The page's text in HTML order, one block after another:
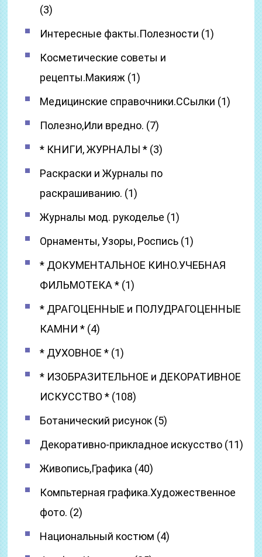
(3)
Интересные факты.Полезности (1)
Косметические советы и
рецепты.Макияж (1)
Медицинские справочники.ССылки (1)
Полезно,Или вредно. (7)
* КНИГИ, ЖУРНАЛЫ * (3)
Раскраски и Журналы по
раскрашиванию. (1)
Журналы мод. рукоделье (1)
Орнаменты, Узоры, Роспись (1)
* ДОКУМЕНТАЛЬНОЕ КИНО.УЧЕБНАЯ
ФИЛЬМОТЕКА * (1)
* ДРАГОЦЕННЫЕ и ПОЛУДРАГОЦЕННЫЕ
КАМНИ * (4)
* ДУХОВНОЕ * (1)
* ИЗОБРАЗИТЕЛЬНОЕ и ДЕКОРАТИВНОЕ
ИСКУССТВО * (108)
Ботанический рисунок (5)
Декоративно-прикладное искусство (11)
Живопись,Графика (40)
Компьтерная графика.Художественное
фото. (2)
Национальный костюм (4)